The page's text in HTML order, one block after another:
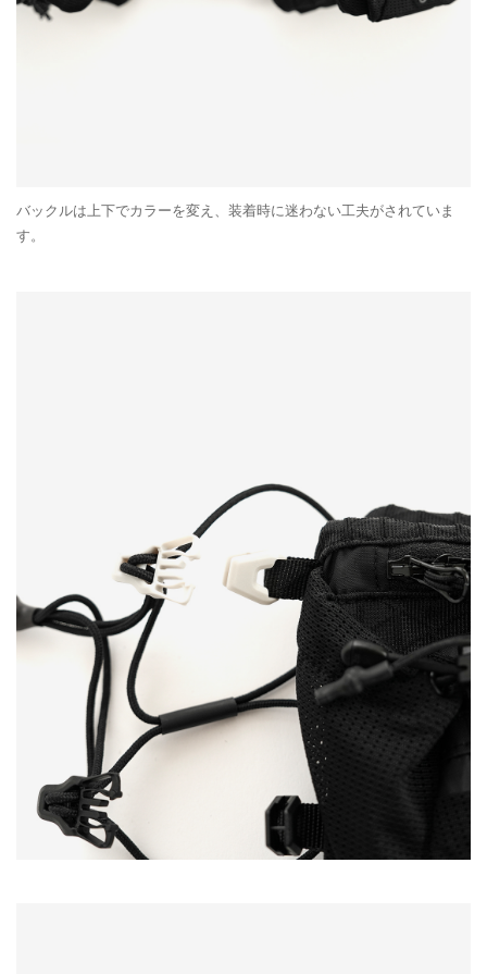
バックルは上下でカラーを変え、装着時に迷わない工夫がされていま
す。